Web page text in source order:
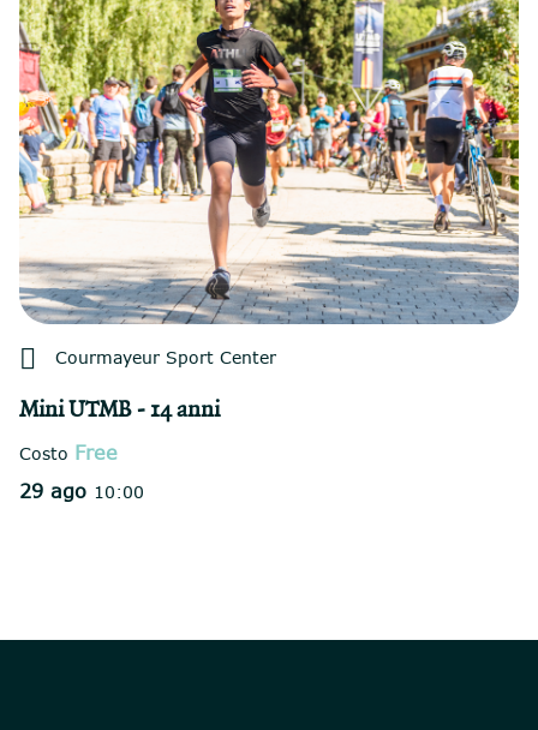
 Courmayeur Sport Center
Mini UTMB - 14 anni
Costo Free
29 ago 10:00